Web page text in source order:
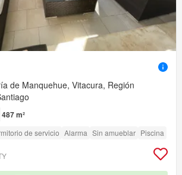
de Manquehue, Vitacura, Región
487 m²
de servicio Alarma Sin amueblar Piscina